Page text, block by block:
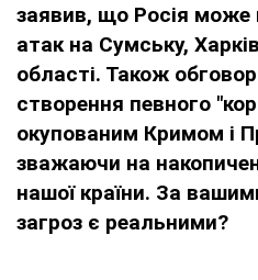
заявив, що Росія може
атак на Сумську,
області. Також
створення певного
окупованим Кримом і
зважаючи на
нашої країни. За
загроз є реальними?